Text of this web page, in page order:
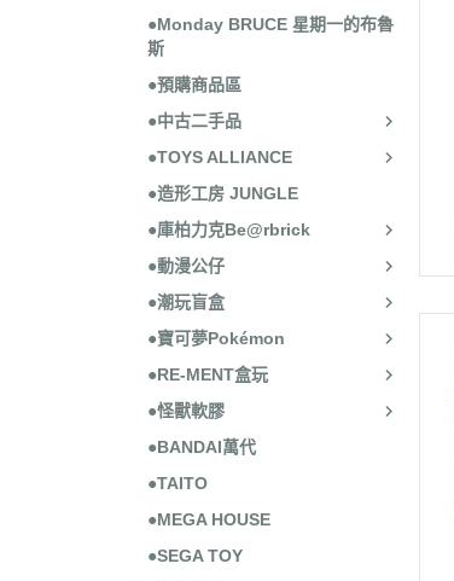
●Monday BRUCE 星期一的布魯
斯
●預購商品區
●中古二手品
●TOYS ALLIANCE
●造形工房 JUNGLE
●庫柏力克Be@rbrick
●動漫公仔
●潮玩盲盒
●寶可夢Pokémon
●RE-MENT盒玩
●怪獸軟膠
●BANDAI萬代
●TAITO
●MEGA HOUSE
●SEGA TOY